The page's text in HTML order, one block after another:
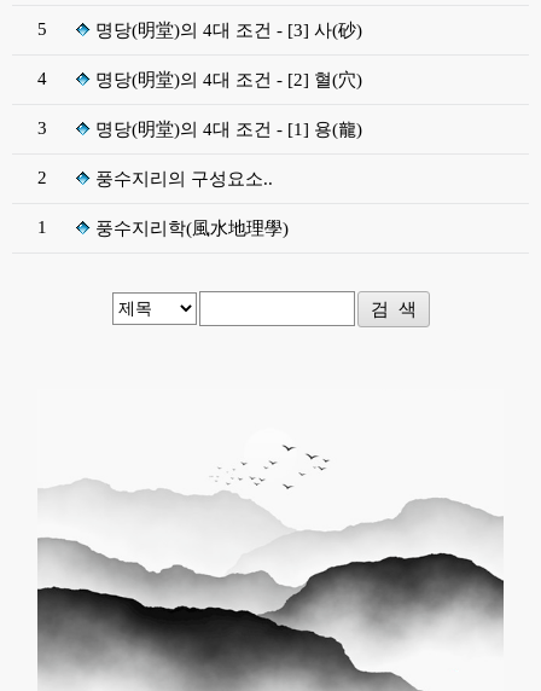
5 명당(明堂)의 4대 조건 - [3] 사(砂)
4 명당(明堂)의 4대 조건 - [2] 혈(穴)
3 명당(明堂)의 4대 조건 - [1] 용(龍)
2 풍수지리의 구성요소..
1 풍수지리학(風水地理學)